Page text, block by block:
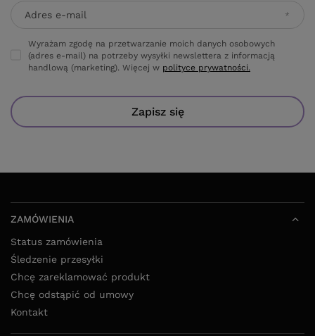
Adres e-mail
Wyrażam zgodę na przetwarzanie moich danych osobowych
(adres e-mail) na potrzeby wysyłki newslettera z informacją
handlową (marketing). Więcej w polityce prywatności.
Zapisz się
ZAMÓWIENIA
Status zamówienia
Śledzenie przesyłki
Chcę zareklamować produkt
Chcę odstąpić od umowy
Kontakt